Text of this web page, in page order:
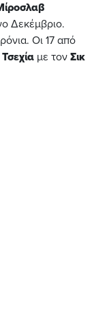
Δεκέμβριο.
Οι 17 από
Τσεχία με τον Σικ